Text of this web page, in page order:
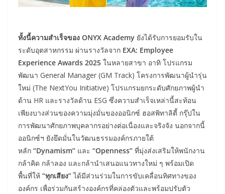
ทั้งนี้ความสำเร็จของ ONYX Academy ยังได้รับการยอมรับใน
ระดับอุตสาหกรรม ผ่านรางวัลจาก EXA: Employee
Experience Awards 2025 ในหลายสาขา อาทิ โปรแกรม
พัฒนา General Manager (GM Track) โครงการพัฒนาผู้นำรุ่น
ใหม่ (The NextYou Initiative) โปรแกรมยกระดับศักยภาพผู้นำ
ด้าน HR และรางวัลด้าน ESG ซึ่งความสำเร็จเหล่านี้สะท้อน
เพียงบางส่วนของความมุ่งมั่นของออนิกซ์ ฮอสพิทาลิตี้ กรุ๊ปใน
การพัฒนาศักยภาพบุคลากรอย่างต่อเนื่องและจริงจัง นอกจากนี้
ออนิกซ์ฯ ยังยึดมั่นในวัฒนธรรมองค์กรภายใต้
หลัก “Dynamism” และ “Openness” ที่มุ่งส่งเสริมให้พนักงาน
กล้าคิด กล้าลอง และกล้านำเสนอแนวทางใหม่ ๆ พร้อมเปิด
พื้นที่ให้ “ทุกเสียง”ได้มีส่วนร่วมในการขับเคลื่อนทิศทางของ
องค์กร เพื่อร่วมกันสร้างองค์กรที่คล่องตัวและพร้อมปรับตัว